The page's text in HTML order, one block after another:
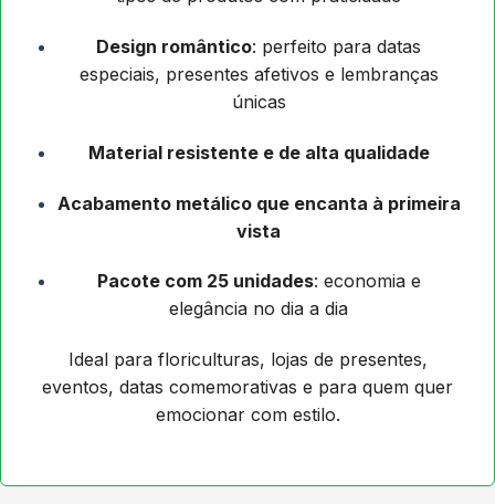
Design romântico: perfeito para datas
especiais, presentes afetivos e lembranças
únicas
Material resistente e de alta qualidade
Acabamento metálico que encanta à primeira
vista
Pacote com 25 unidades: economia e
elegância no dia a dia
Ideal para floriculturas, lojas de presentes,
eventos, datas comemorativas e para quem quer
emocionar com estilo.